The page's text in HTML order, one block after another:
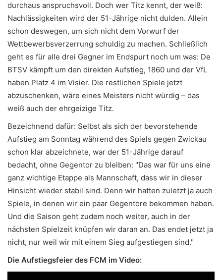
durchaus anspruchsvoll. Doch wer Titz kennt, der weiß:
Nachlässigkeiten wird der 51-Jährige nicht dulden. Allein
schon deswegen, um sich nicht dem Vorwurf der
Wettbewerbsverzerrung schuldig zu machen. Schließlich
geht es für alle drei Gegner im Endspurt noch um was: De
BTSV kämpft um den direkten Aufstieg, 1860 und der VfL
haben Platz 4 im Visier. Die restlichen Spiele jetzt
abzuschenken, wäre eines Meisters nicht würdig – das
weiß auch der ehrgeizige Titz.
Bezeichnend dafür: Selbst als sich der bevorstehende
Aufstieg am Sonntag während des Spiels gegen Zwickau
schon klar abzeichnete, war der 51-Jährige darauf
bedacht, ohne Gegentor zu bleiben: "Das war für uns eine
ganz wichtige Etappe als Mannschaft, dass wir in dieser
Hinsicht wieder stabil sind. Denn wir hatten zuletzt ja auch
Spiele, in denen wir ein paar Gegentore bekommen haben.
Und die Saison geht zudem noch weiter, auch in der
nächsten Spielzeit knüpfen wir daran an. Das endet jetzt ja
nicht, nur weil wir mit einem Sieg aufgestiegen sind."
Die Aufstiegsfeier des FCM im Video: